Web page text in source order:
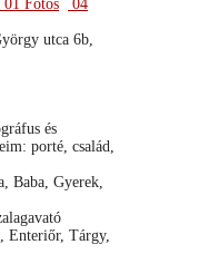
01 Fotós
04
utca 6b,
és
porté, család,
Baba, Gyerek,
Enteriőr, Tárgy,